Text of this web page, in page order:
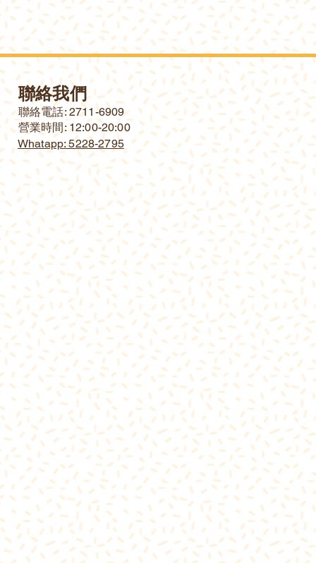
聯絡我們
​聯絡電話: 2711-6909
營業時間: 12:00-20:00
Whatapp: 5228-2795